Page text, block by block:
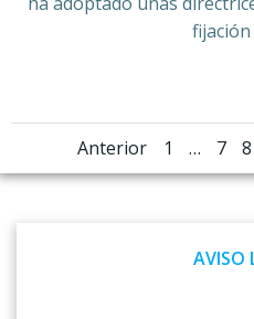
Anterior
las
Página
1 … 7 8
AVISO